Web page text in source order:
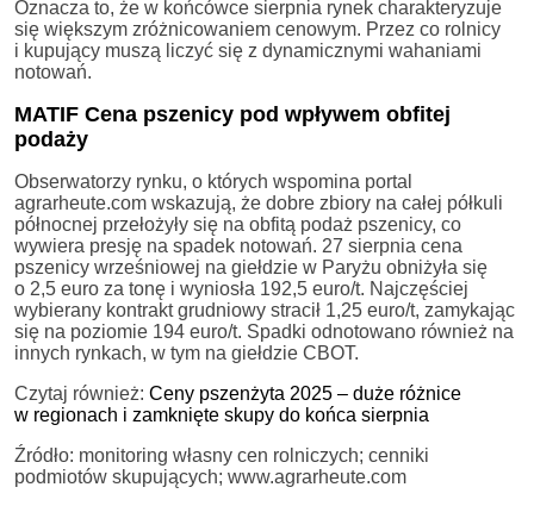
Oznacza to, że w końcówce sierpnia rynek charakteryzuje
się większym zróżnicowaniem cenowym. Przez co rolnicy
i kupujący muszą liczyć się z dynamicznymi wahaniami
notowań.
MATIF Cena pszenicy pod wpływem obfitej
podaży
Obserwatorzy rynku, o których wspomina portal
agrarheute.com wskazują, że dobre zbiory na całej półkuli
północnej przełożyły się na obfitą podaż pszenicy, co
wywiera presję na spadek notowań. 27 sierpnia cena
pszenicy wrześniowej na giełdzie w Paryżu obniżyła się
o 2,5 euro za tonę i wyniosła 192,5 euro/t. Najczęściej
wybierany kontrakt grudniowy stracił 1,25 euro/t, zamykając
się na poziomie 194 euro/t. Spadki odnotowano również na
innych rynkach, w tym na giełdzie CBOT.
Czytaj również: Ceny pszenżyta 2025 – duże różnice
w regionach i zamknięte skupy do końca sierpnia
Źródło: monitoring własny cen rolniczych; cenniki
podmiotów skupujących; www.agrarheute.com